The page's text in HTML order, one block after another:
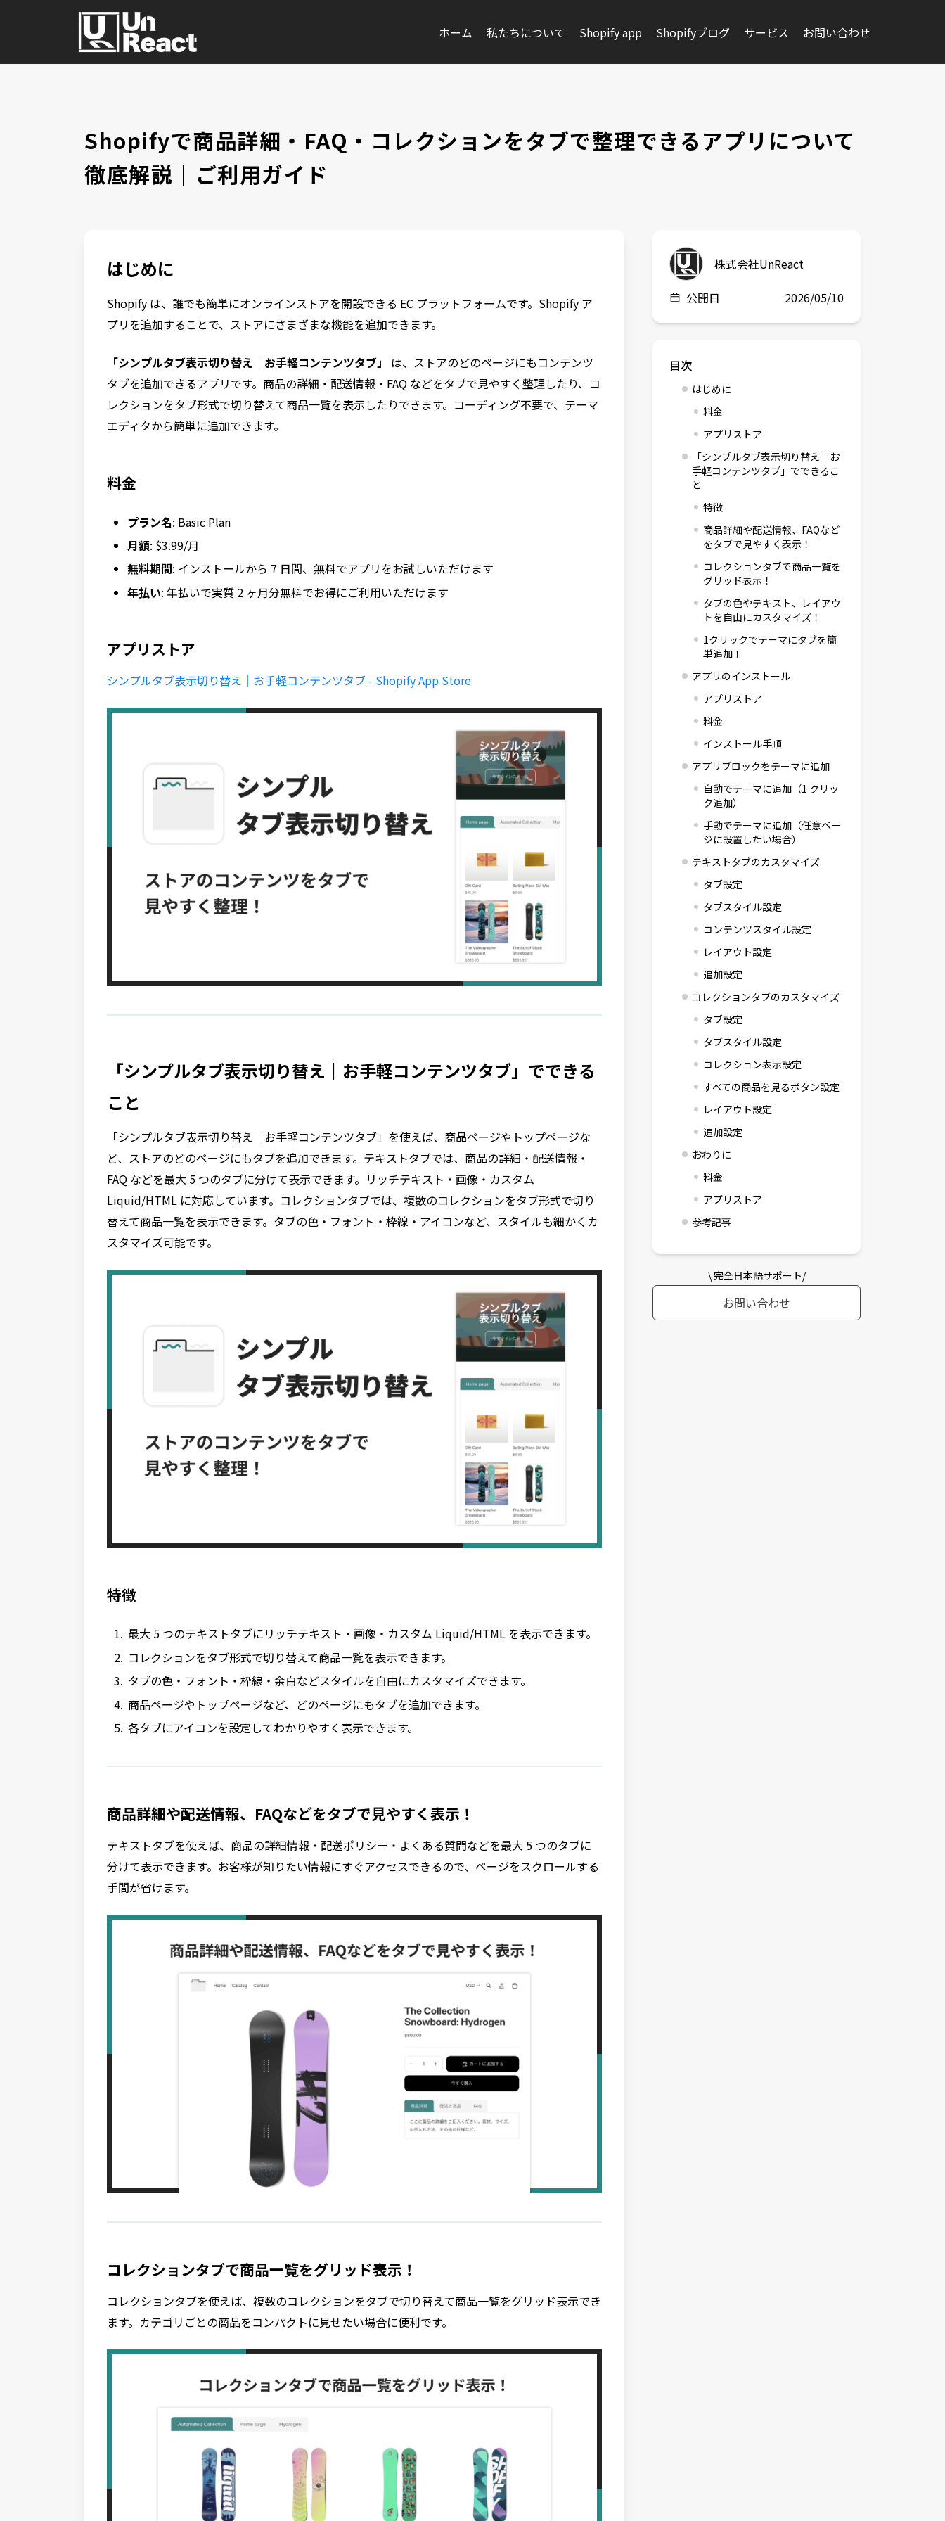
ホーム 私たちについて Shopify app Shopifyブログ サービス お問い合わせ
Shopifyで商品詳細・FAQ・コレクションをタブで整理できるアプリについて
徹底解説｜ご利用ガイド
はじめに
Shopify は、誰でも簡単にオンラインストアを開設できる EC プラットフォームです。Shopify ア
プリを追加することで、ストアにさまざまな機能を追加できます。
「シンプルタブ表示切り替え｜お手軽コンテンツタブ」
は、ストアのどのページにもコンテンツ
タブを追加できるアプリです。商品の詳細・配送情報・FAQ などをタブで見やすく整理したり、コ
レクションをタブ形式で切り替えて商品一覧を表示したりできます。コーディング不要で、テーマ
エディタから簡単に追加できます。
料金
プラン名: Basic Plan
月額: $3.99/月
無料期間: インストールから 7 日間、無料でアプリをお試しいただけます
年払い: 年払いで実質 2 ヶ月分無料でお得にご利用いただけます
アプリストア
シンプルタブ表示切り替え｜お手軽コンテンツタブ - Shopify App Store
「シンプルタブ表示切り替え｜お手軽コンテンツタブ」でできる
こと
「シンプルタブ表示切り替え｜お手軽コンテンツタブ」を使えば、商品ページやトップページな
ど、ストアのどのページにもタブを追加できます。テキストタブでは、商品の詳細・配送情報・
FAQ などを最大 5 つのタブに分けて表示できます。リッチテキスト・画像・カスタム
Liquid/HTML に対応しています。コレクションタブでは、複数のコレクションをタブ形式で切り
替えて商品一覧を表示できます。タブの色・フォント・枠線・アイコンなど、スタイルも細かくカ
スタマイズ可能です。
特徴
最大 5 つのテキストタブにリッチテキスト・画像・カスタム Liquid/HTML を表示できます。
コレクションをタブ形式で切り替えて商品一覧を表示できます。
タブの色・フォント・枠線・余白などスタイルを自由にカスタマイズできます。
商品ページやトップページなど、どのページにもタブを追加できます。
各タブにアイコンを設定してわかりやすく表示できます。
商品詳細や配送情報、FAQなどをタブで見やすく表示！
テキストタブを使えば、商品の詳細情報・配送ポリシー・よくある質問などを最大 5 つのタブに
分けて表示できます。お客様が知りたい情報にすぐアクセスできるので、ページをスクロールする
手間が省けます。
コレクションタブで商品一覧をグリッド表示！
コレクションタブを使えば、複数のコレクションをタブで切り替えて商品一覧をグリッド表示でき
ます。カテゴリごとの商品をコンパクトに見せたい場合に便利です。
株式会社UnReact
公開日
2026/05/10
目次
はじめに
料金
アプリストア
「シンプルタブ表示切り替え｜お
手軽コンテンツタブ」でできるこ
と
特徴
商品詳細や配送情報、FAQなど
をタブで見やすく表示！
コレクションタブで商品一覧を
グリッド表示！
タブの色やテキスト、レイアウ
トを自由にカスタマイズ！
1クリックでテーマにタブを簡
単追加！
アプリのインストール
アプリストア
料金
インストール手順
アプリブロックをテーマに追加
自動でテーマに追加（1 クリッ
ク追加）
手動でテーマに追加（任意ペー
ジに設置したい場合）
テキストタブのカスタマイズ
タブ設定
タブスタイル設定
コンテンツスタイル設定
レイアウト設定
追加設定
コレクションタブのカスタマイズ
タブ設定
タブスタイル設定
コレクション表示設定
すべての商品を見るボタン設定
レイアウト設定
追加設定
おわりに
料金
アプリストア
参考記事
\ 完全日本語サポート/
お問い合わせ